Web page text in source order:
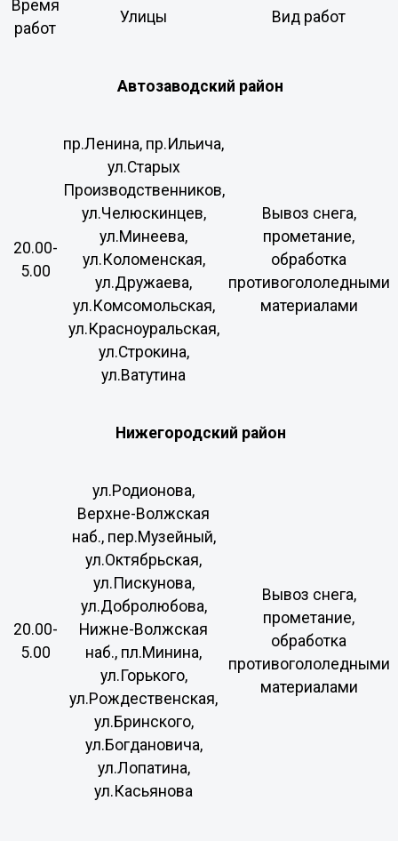
Время
работ
Улицы Вид работ
Автозаводский район
20.00-
5.00
пр.Ленина, пр.Ильича,
ул.Старых
Производственников,
ул.Челюскинцев,
ул.Минеева,
ул.Коломенская,
ул.Дружаева,
ул.Комсомольская,
ул.Красноуральская,
ул.Строкина,
ул.Ватутина
Вывоз снега,
прометание,
обработка
противогололедными
материалами
Нижегородский район
20.00-
5.00
ул.Родионова,
Верхне-Волжская
наб., пер.Музейный,
ул.Октябрьская,
ул.Пискунова,
ул.Добролюбова,
Нижне-Волжская
наб., пл.Минина,
ул.Горького,
ул.Рождественская,
ул.Бринского,
ул.Богдановича,
ул.Лопатина,
ул.Касьянова
Вывоз снега,
прометание,
обработка
противогололедными
материалами